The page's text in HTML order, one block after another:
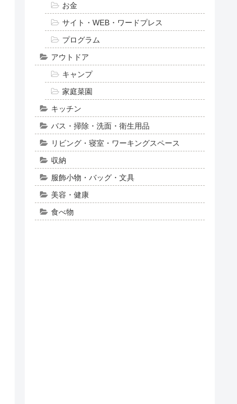
お金
サイト・WEB・ワードプレス
プログラム
アウトドア
キャンプ
家庭菜園
キッチン
バス・掃除・洗面・衛生用品
リビング・寝室・ワーキングスペース
収納
服飾小物・バッグ・文具
美容・健康
食べ物